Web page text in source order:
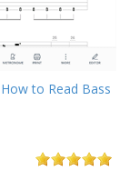
How to Read Bass